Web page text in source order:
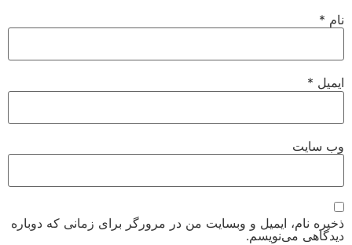
نام *
ایمیل *
وب‌ سایت
ذخیره نام، ایمیل و وبسایت من در مرورگر برای زمانی که دوباره
دیدگاهی می‌نویسم.